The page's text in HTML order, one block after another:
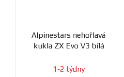
Alpinestars nehořlavá
kukla ZX Evo V3 bílá
1-2 týdny